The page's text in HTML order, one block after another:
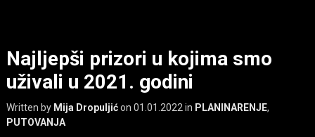
Najljepši prizori u kojima smo
uživali u 2021. godini
Written by Mija Dropuljićon 01.01.2022 in PLANINARENJE,
PUTOVANJA